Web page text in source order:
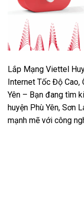
Lắp Mạng Viettel
Internet Tốc Độ Cao,
Yên – Bạn đang tìm
huyện Phù Yên, Sơn
mạnh mẽ với công